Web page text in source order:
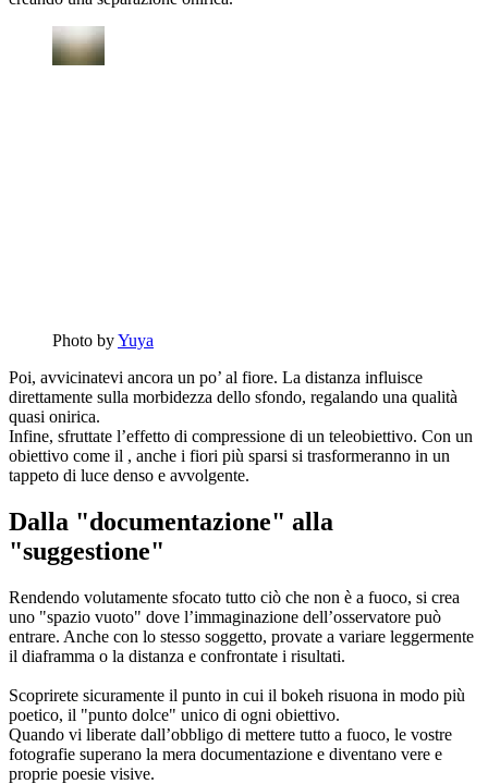
Photo byYuya
Poi, avvicinatevi ancora un po’ al fiore. La distanza influisce
direttamente sulla morbidezza dello sfondo, regalando una qualità
quasi onirica.
Infine, sfruttate l’effetto di compressione di un teleobiettivo. Con un
obiettivo come il , anche i fiori più sparsi si trasformeranno in un
tappeto di luce denso e avvolgente.
Dalla "documentazione" alla
"suggestione"
Rendendo volutamente sfocato tutto ciò che non è a fuoco, si crea
uno "spazio vuoto" dove l’immaginazione dell’osservatore può
entrare. Anche con lo stesso soggetto, provate a variare leggermente
il diaframma o la distanza e confrontate i risultati.
Scoprirete sicuramente il punto in cui il bokeh risuona in modo più
poetico, il "punto dolce" unico di ogni obiettivo.
Quando vi liberate dall’obbligo di mettere tutto a fuoco, le vostre
fotografie superano la mera documentazione e diventano vere e
proprie poesie visive.